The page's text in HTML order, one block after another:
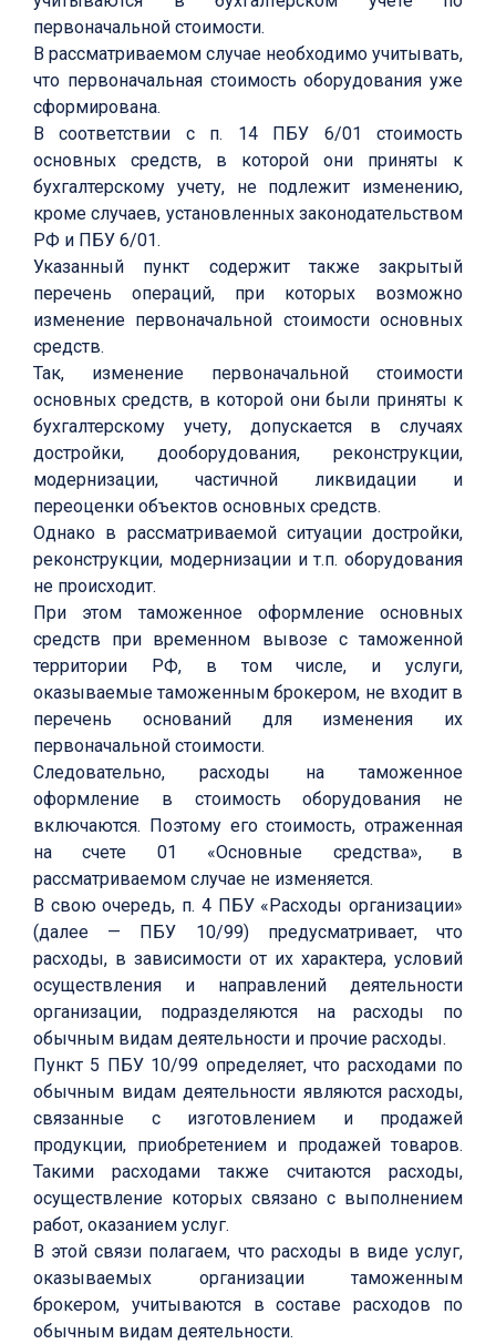
первоначальной стоимости.
В рассматриваемом случае необходимо учитывать,
что первоначальная стоимость оборудования уже
сформирована.
В соответствии с п. 14 ПБУ 6/01 стоимость
основных средств, в которой они приняты к
бухгалтерскому учету, не подлежит изменению,
кроме случаев, установленных законодательством
РФ и ПБУ 6/01.
Указанный пункт содержит также закрытый
перечень операций, при которых возможно
изменение первоначальной стоимости основных
средств.
Так, изменение первоначальной стоимости
основных средств, в которой они были приняты к
бухгалтерскому учету, допускается в случаях
достройки, дооборудования, реконструкции,
модернизации, частичной ликвидации и
переоценки объектов основных средств.
Однако в рассматриваемой ситуации достройки,
реконструкции, модернизации и т.п. оборудования
не происходит.
При этом таможенное оформление основных
средств при временном вывозе с таможенной
территории РФ, в том числе, и услуги,
оказываемые таможенным брокером, не входит в
перечень оснований для изменения их
первоначальной стоимости.
Следовательно, расходы на таможенное
оформление в стоимость оборудования не
включаются. Поэтому его стоимость, отраженная
на счете 01 «Основные средства», в
рассматриваемом случае не изменяется.
В свою очередь, п. 4 ПБУ «Расходы организации»
(далее — ПБУ 10/99) предусматривает, что
расходы, в зависимости от их характера, условий
осуществления и направлений деятельности
организации, подразделяются на расходы по
обычным видам деятельности и прочие расходы.
Пункт 5 ПБУ 10/99 определяет, что расходами по
обычным видам деятельности являются расходы,
связанные с изготовлением и продажей
продукции, приобретением и продажей товаров.
Такими расходами также считаются расходы,
осуществление которых связано с выполнением
работ, оказанием услуг.
В этой связи полагаем, что расходы в виде услуг,
оказываемых организации таможенным
брокером, учитываются в составе расходов по
обычным видам деятельности.